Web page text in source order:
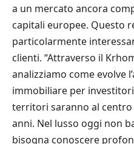
a un mercato ancora
capitali europee. Questo
particolarmente
clienti. “Attraverso il
analizziamo come evolve
immobiliare per
territori saranno al centro
anni. Nel lusso oggi non
bisogna conoscere